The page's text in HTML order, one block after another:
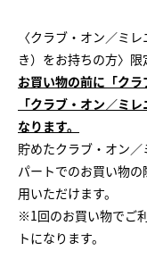
〈クラブ・オン／ミ
き）をお持ちの方〉限
お買い物の前に「ク
「クラブ・オン／ミ
なります。
貯めたクラブ・オン
パートでのお買い物
用いただけます。
※1回のお買い物でご
トになります。